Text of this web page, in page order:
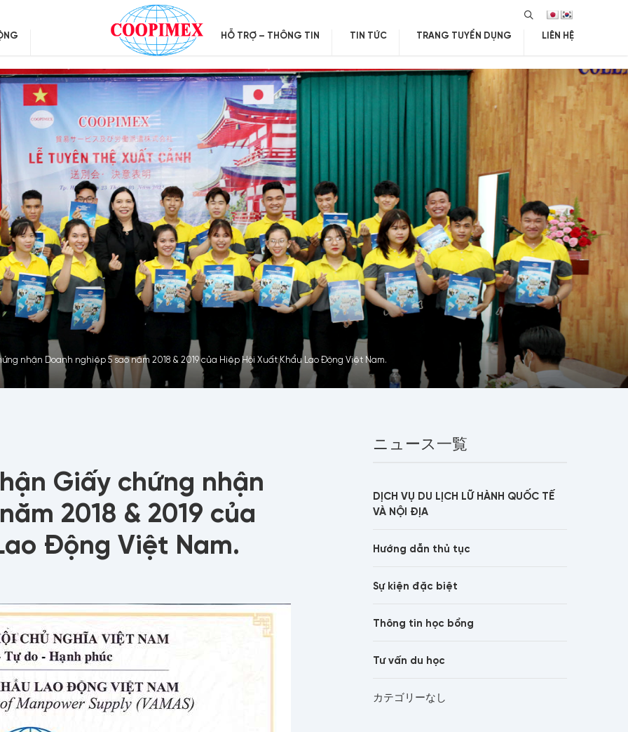
HỖ TRỢ – THÔNG TIN TIN TỨC TRANG TUYỂN DỤNG LIÊN HỆ
SEARCH
nhận Doanh nghiệp 5 sao năm 2018 & 2019 của Hiệp Hội Xuất Khẩu Lao Động Việt Nam.
Giấy chứng nhận
2018 & 2019 của
Động Việt Nam.
ニュース一覧
DỊCH VỤ DU LỊCH LỮ HÀNH QUỐC TẾ
VÀ NỘI ĐỊA
Hướng dẫn thủ tục
Sự kiện đặc biệt
Thông tin học bổng
Tư vấn du học
カテゴリーなし